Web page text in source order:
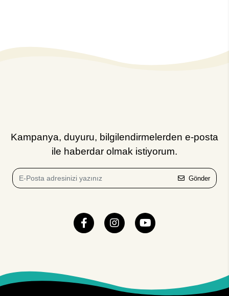
Kampanya, duyuru, bilgilendirmelerden e-posta
ile haberdar olmak istiyorum.
Gönder